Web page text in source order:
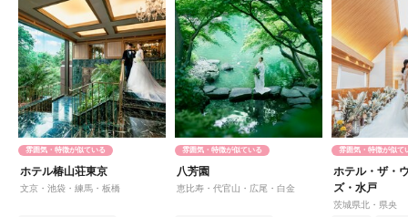
雰囲気・特徴が似ている
ホテル椿山荘東京
文京・池袋・練馬・板橋
雰囲気・特徴が似ている
八芳園
恵比寿・代官山・広尾・白金
雰囲気・特徴が似て
ホテル・ザ・
ズ・水戸
茨城県北・県央